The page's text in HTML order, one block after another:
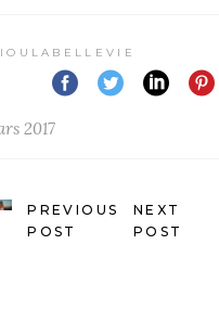
2017
PREVIOUS
POST
NEXT
POST